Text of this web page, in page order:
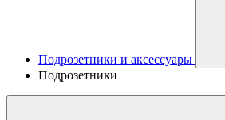
Подрозетники и аксессуары
Подрозетники